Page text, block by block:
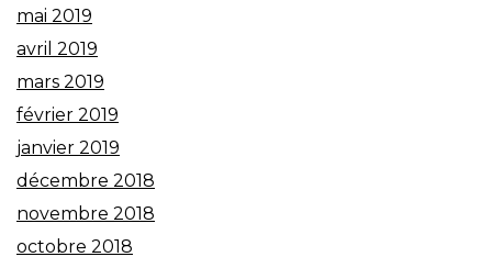
mai 2019
avril 2019
mars 2019
février 2019
janvier 2019
décembre 2018
novembre 2018
octobre 2018